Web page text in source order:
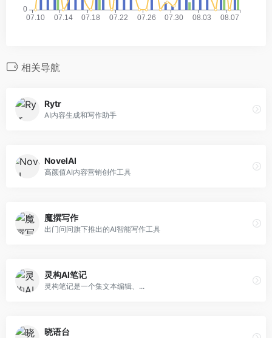
相关导航
Rytr
AI内容生成和写作助手
NovelAI
高颜值AI内容营销创作工具
魔撰写作
出门问问旗下推出的AI智能写作工具
灵构AI笔记
灵构笔记是一个集文本编辑、...
晓语台